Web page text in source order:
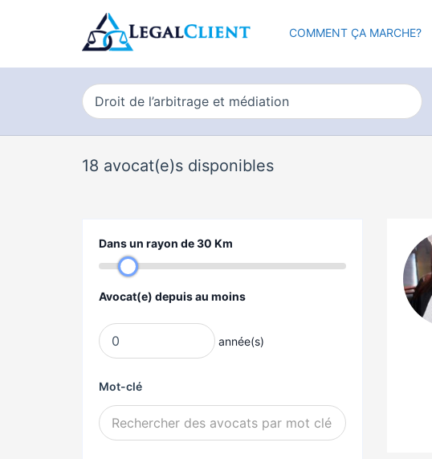
COMMENT ÇA MARCHE?
18 avocat(e)s disponibles
Dans un rayon de30 Km
Avocat(e) depuis au moins
année(s)
Mot-clé